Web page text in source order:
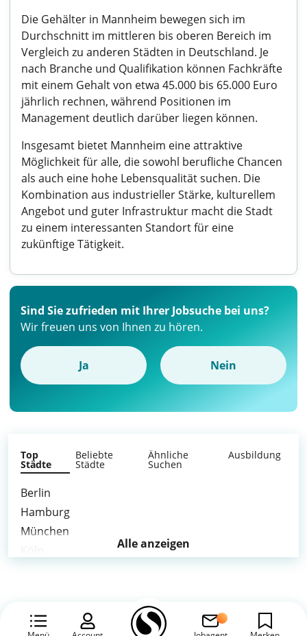
Die Gehälter in Mannheim bewegen sich im
Durchschnitt im mittleren bis oberen Bereich im
Vergleich zu anderen Städten in Deutschland. Je
nach Branche und Qualifikation können Fachkräfte
mit einem Gehalt von etwa 45.000 bis 65.000 Euro
jährlich rechnen, während Positionen im
Management deutlich darüber liegen können.
Insgesamt bietet Mannheim eine attraktive
Möglichkeit für alle, die sowohl berufliche Chancen
als auch eine hohe Lebensqualität suchen. Die
Kombination aus industrieller Stärke, kulturellem
Angebot und guter Infrastruktur macht die Stadt
zu einem interessanten Standort für eine
zukünftige Tätigkeit.
Sind Sie zufrieden mit Ihrer Jobsuche bei uns?
Wir freuen uns von Ihnen zu hören.
Ja Nein
Top
Städte
Beliebte
Städte
Ähnliche
Suchen
Ausbildung
Berlin
Hamburg
München
Leipzig
Alle anzeigen